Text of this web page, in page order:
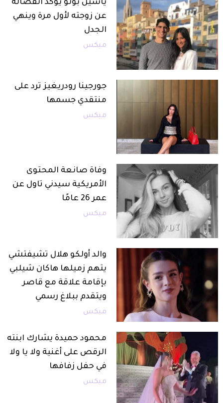
ياسين بونو يؤكد انفصاله
عن زوجته لأول مرة وينهي
الجدل
ميكس
جورجينا رودريغيز ترد على
منتقدي جسمها
ميكس
وفاة صانعة المحتوى
الأمريكية سيدني تاول عن
عمر 26 عامًا
ميكس
والد أولكو هلال تشيفتشي
يتهم زميلها هاكان شيلبي
بإقامة علاقة مع قاصر
ويتقدم ببلاغ رسمي
ميكس
محمود حميدة يشارك ابنته
الرقص على أغنية ولا يا ولا
في حفل زفافها
ميكس